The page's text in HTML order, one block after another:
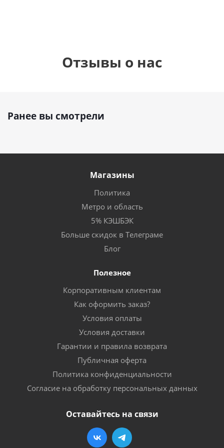
Отзывы о нас
Ранее вы смотрели
Магазины
Политика
Метро и область
5% КЭШБЭК
Больше скидок в Телеграме
Блог
Полезное
Корпоративным клиентам
Как оформить заказ?
Условия оплаты
Условия доставки
Гарантии и правила возврата
Публичная оферта
Политика конфиденциальности
Согласие на обработку персональных данных
Оставайтесь на связи